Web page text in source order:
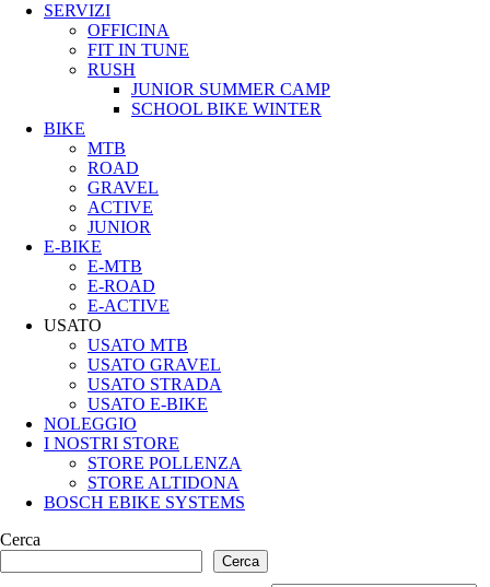
SERVIZI
OFFICINA
FIT IN TUNE
RUSH
JUNIOR SUMMER CAMP
SCHOOL BIKE WINTER
BIKE
MTB
ROAD
GRAVEL
ACTIVE
JUNIOR
E-BIKE
E-MTB
E-ROAD
E-ACTIVE
USATO
USATO MTB
USATO GRAVEL
USATO STRADA
USATO E-BIKE
NOLEGGIO
I NOSTRI STORE
STORE POLLENZA
STORE ALTIDONA
BOSCH EBIKE SYSTEMS
Cerca
Cerca